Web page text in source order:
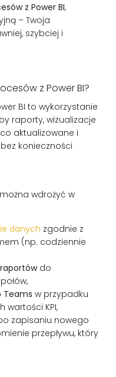
z Power BI,
– Twoja
szybciej i
z Power BI?
BI to wykorzystanie
raporty, wizualizacje
aktualizowane i
konieczności
wdrożyć w
danych zgodnie z
(np. codziennie
do
Teams w przypadku
wartości KPI,
zapisaniu nowego
przepływu, który